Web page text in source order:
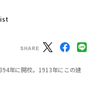
年に開校。1913年にこの建